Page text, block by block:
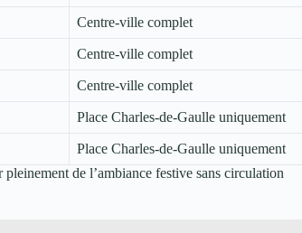
Centre-ville complet
Centre-ville complet
Centre-ville complet
Place Charles-de-Gaulle uniquement
Place Charles-de-Gaulle uniquement
de l’ambiance festive sans circulation